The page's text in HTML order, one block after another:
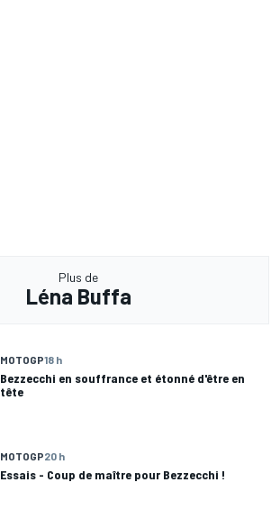
Plus de
Léna Buffa
MOTOGP18 h
Bezzecchi en souffrance et étonné d'être en
tête
MOTOGP20 h
Essais - Coup de maître pour Bezzecchi !